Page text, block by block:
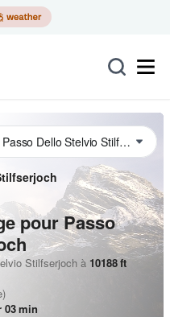
pour Passo
Stilfserjoch à 10188ft
03min